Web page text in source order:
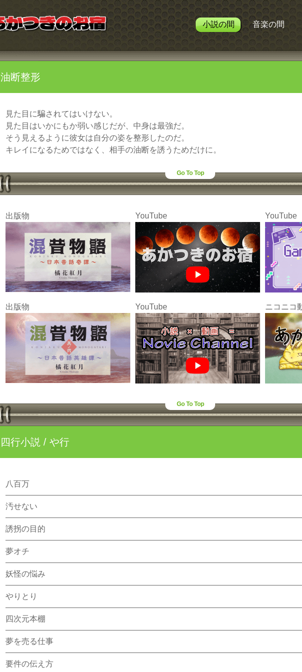
小説の間 音楽の間
油断整形
見た目に騙されてはいけない。
見た目はいかにもか弱い感じだが、中身は最強だ。
そう見えるように彼女は自分の姿を整形したのだ。
キレイになるためではなく、相手の油断を誘うためだけに。
Go To Top
出版物
出版物
YouTube
YouTube
YouTube
ニコニコ
Go To Top
四行小説 / や行
八百万
汚せない
誘拐の目的
夢オチ
妖怪の悩み
やりとり
四次元本棚
夢を売る仕事
要件の伝え方